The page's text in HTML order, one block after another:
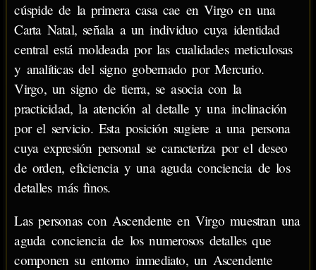
cúspide de la primera casa cae en Virgo en una
Carta Natal, señala a un individuo cuya identidad
central está moldeada por las cualidades meticulosas
y analíticas del signo gobernado por Mercurio.
Virgo, un signo de tierra, se asocia con la
practicidad, la atención al detalle y una inclinación
por el servicio. Esta posición sugiere a una persona
cuya expresión personal se caracteriza por el deseo
de orden, eficiencia y una aguda conciencia de los
detalles más finos.
Las personas con Ascendente en Virgo muestran una
aguda conciencia de los numerosos detalles que
componen su entorno inmediato, un Ascendente